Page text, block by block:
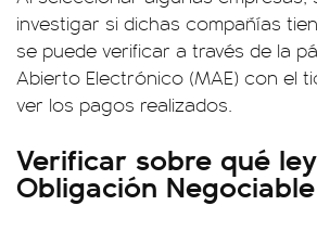
investigar si dichas compañías
se puede verificar a través de la
Abierto Electrónico (MAE) con el
ver los pagos realizados.
Verificar sobre qué
Obligación Negociable